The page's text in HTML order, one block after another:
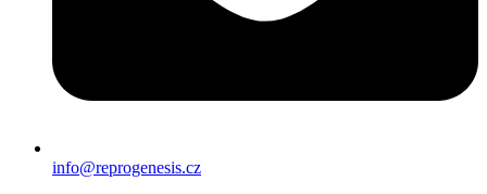
info@reprogenesis.cz